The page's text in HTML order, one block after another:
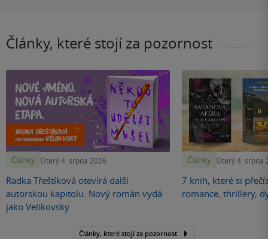
Články, které stojí za pozornost
Články Úterý 4. srpna 2026
Radka Třeštíková otevírá další
autorskou kapitolu. Nový román vydá
jako Velikovsky
Články Úterý 4. srpna
7 knih, které si
romance, thrillery,
Články, které stojí za pozornost